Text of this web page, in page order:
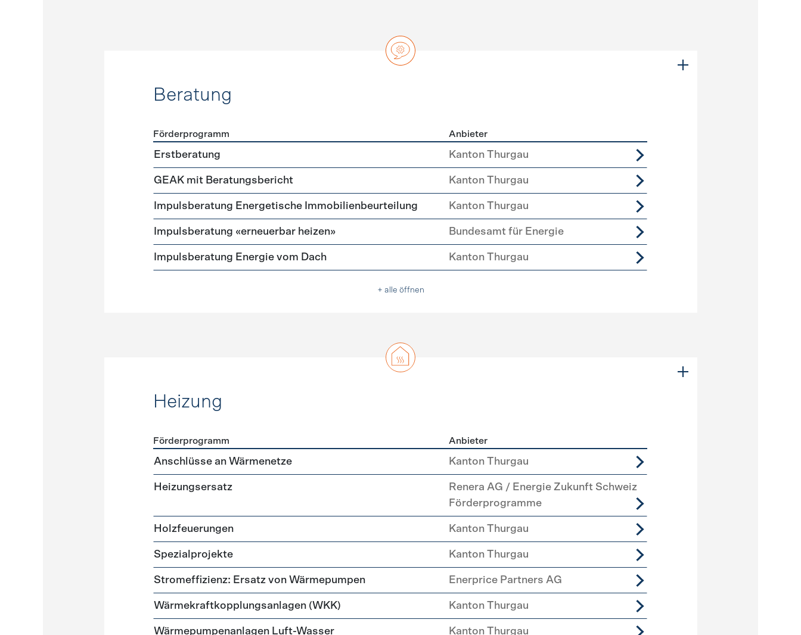
Beratung
Förderprogramme
Förderprogramm Anbieter
Erstberatung Kanton Thurgau
GEAK mit Beratungsbericht Kanton Thurgau
Impuls­beratung Energetische Immobilien­beurteilung Kanton Thurgau
Impulsberatung «erneuerbar heizen» Bundesamt für Energie
Impulsberatung Energie vom Dach Kanton Thurgau
+ alle öffnen
Heizung
Förderprogramme Heizung
Förderprogramm Anbieter
Anschlüsse an Wärmenetze Kanton Thurgau
Heizungsersatz
Renera AG / Energie Zukunft Schweiz
Förderprogramme
Holzfeuerungen Kanton Thurgau
Spezialprojekte Kanton Thurgau
Stromeffizienz: Ersatz von Wärmepumpen Enerprice Partners AG
Wärmekraftkopplungsanlagen (WKK) Kanton Thurgau
Wärmepumpenanlagen Luft-Wasser Kanton Thurgau